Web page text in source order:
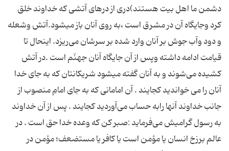
دشمن ما اهل بیت هستند)دری از درهای آتشی كه خداوند خلق
كرد وجایگاه آن در مشرق است ،به روی آنان باز میشود.آتش وشعله
و دود وآب جوش بر آنان وارد شده بر سرشان می‌ریزد. اینحال تا
قیامت ادامه داشته وپس از آن جایگاه آنان جهنّم است .در آتش
كشیده می‌شوند و به آنان گفته میشود شریكانتان كه به جای خدا
آنان را می خواندید كجایند . آن امامانی كه به جای امامِ منصوب از
جانب خداوند آنها رابه حساب می‌آوردید كجایند . پس از آن خداوند
به رسول گرامیش می‌فرماید :صبر كن كه وعده خدا حق است . در
عالم برزخ انسان یا مؤمن است یا كافر یا مستضعف؛ مؤمن در